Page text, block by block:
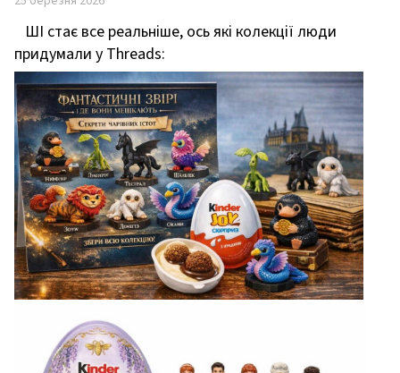
ШІ стає все реальніше, ось які колекції люди
придумали у Threads: